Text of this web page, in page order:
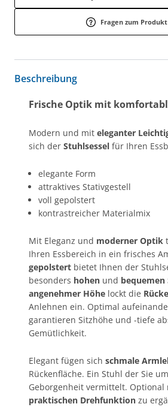
Fragen zum Produkt
Beschreibung
Frische Optik mit
Modern und mit eleganter
sich der Stuhlsessel für Ihren
elegante Form
attraktives Stativgestell
voll gepolstert
kontrastreicher Materialmix
Mit Eleganz und moderner Optik
Ihren Essbereich in ein frisches
gepolstert bietet Ihnen der
besonders hohen und
angenehmer Höhe lockt die
Anlehnen ein. Optimal
garantieren Sitzhöhe und -tiefe
Gemütlichkeit.
Elegant fügen sich schmale
Rückenfläche. Ein Stuhl der Sie
Geborgenheit vermittelt. Optional
praktischen Drehfunktion zu